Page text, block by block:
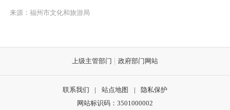
来源：福州市文化和旅游局
上级主管部门 政府部门网站
联系我们 | 站点地图 |
隐私保护
网站标识码：3501000002